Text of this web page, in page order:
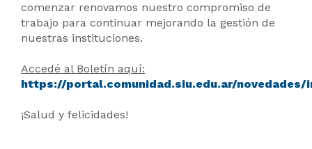
comenzar renovamos nuestro compromiso de
trabajo para continuar mejorando la gestión de
nuestras instituciones.
Accedé al Boletín aquí:
https://portal.comunidad.siu.edu.ar/novedades/
¡Salud y felicidades!